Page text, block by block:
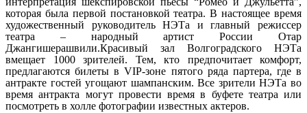
которая была первой постановкой театра. В настоящее время
художественный руководитель НЭТа и главный режиссер
театра – народный артист России Отар
Джангишерашвили.Красивый зал Волгоградского НЭТа
вмещает 1000 зрителей. Тем, кто предпочитает комфорт,
предлагаются билеты в VIP-зоне пятого ряда партера, где в
антракте гостей угощают шампанским. Все зрители НЭТа во
время антракта могут провести время в буфете театра или
посмотреть в холле фотографии известных актеров.